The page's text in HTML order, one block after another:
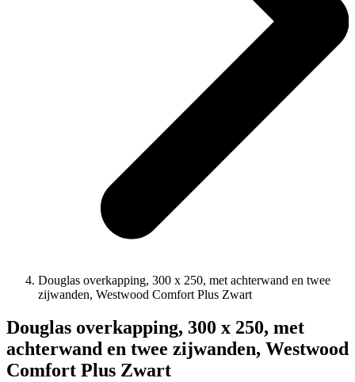
Douglas overkapping, 300 x 250, met achterwand en twee
zijwanden, Westwood Comfort Plus Zwart
Douglas overkapping, 300 x 250, met
achterwand en twee zijwanden, Westwood
Comfort Plus Zwart